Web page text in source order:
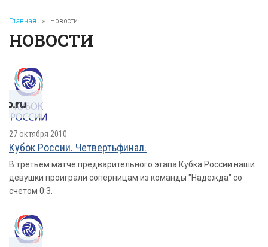
Главная » Новости
НОВОСТИ
27 октября 2010
Кубок России. Четвертьфинал.
В третьем матче предварительного этапа Кубка России наши
девушки проиграли соперницам из команды "Надежда" со
счетом 0:3.